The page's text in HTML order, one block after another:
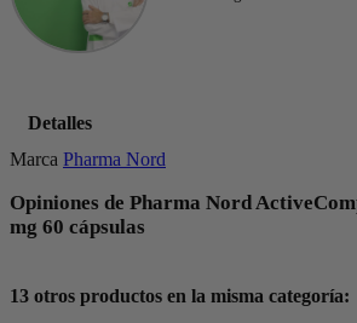
Detalles
Marca Pharma Nord
Opiniones de Pharma Nord
mg 60 cápsulas
13 otros productos en la misma categoría: